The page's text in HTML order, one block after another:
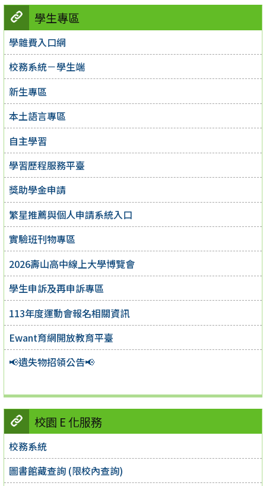
學生專區
學雜費入口網
校務系統－學生端
新生專區
本土語言專區
自主學習
學習歷程服務平臺
獎助學金申請
繁星推薦與個人申請系統入口
實驗班刊物專區
2026壽山高中線上大學博覽會
學生申訴及再申訴專區
113年度運動會報名相關資訊
Ewant育網開放教育平臺
📢遺失物招領公告📢
校園 E 化服務
校務系統
圖書館藏查詢 (限校內查詢)